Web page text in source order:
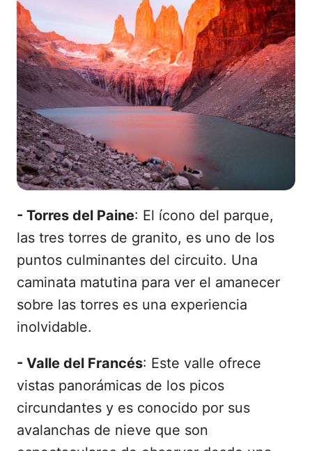
- Torres del Paine: El ícono del parque,
las tres torres de granito, es uno de los
puntos culminantes del circuito. Una
caminata matutina para ver el amanecer
sobre las torres es una experiencia
inolvidable.
- Valle del Francés: Este valle ofrece
vistas panorámicas de los picos
circundantes y es conocido por sus
avalanchas de nieve que son